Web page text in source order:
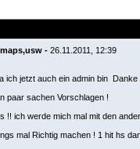
maps,usw - 26.11.2011, 12:39
ich jetzt auch ein admin bin Danke
paar sachen Vorschlagen !
!! ich werde mich mal mit den
mal Richtig machen ! 1 hit hs